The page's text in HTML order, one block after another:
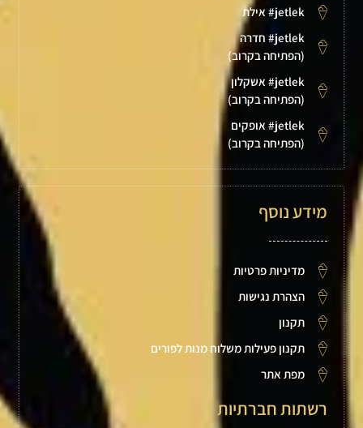
jetlek# אילת
jetlek# חדרה
(הפתיחה בקרוב)
jetlek# אשקלון
(הפתיחה בקרוב)
jetlek# אופקים
(הפתיחה בקרוב)
מידע נוסף
מדיניות פרטיות
הצהרת נגישות
תקנון
תקנון פעילות משלוח מנות לפורים
מפת אתר
רשתות חברתיות